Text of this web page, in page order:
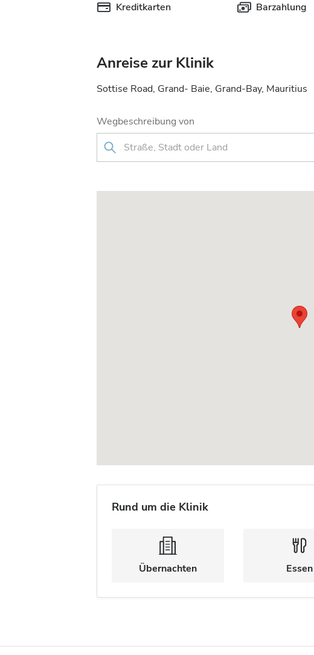
Kreditkarten Barzahlung
Anreise zur Klinik
Sottise Road, Grand- Baie, Grand-Bay, Mauritius
Wegbeschreibung von
Rund um die Klinik
Übernachten Essen